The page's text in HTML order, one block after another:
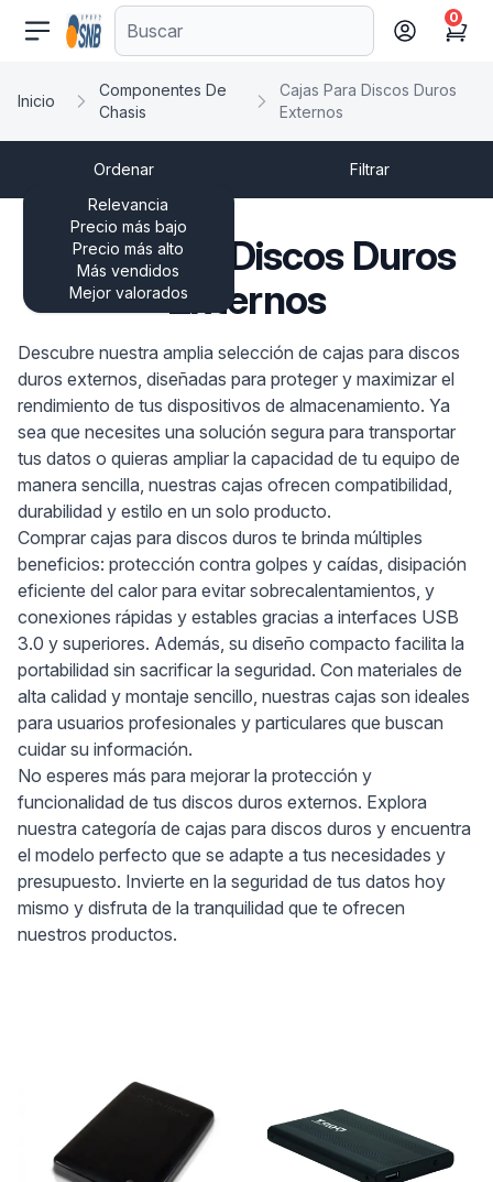
comercioseguro.es
Cart
0
Inicio
Componentes De
Chasis
Cajas Para Discos Duros
Externos
Ordenar
Relevancia
Precio más bajo
Precio más alto
Más vendidos
Mejor valorados
Filtrar
Cajas Para Discos Duros
Externos
Descubre nuestra amplia selección de cajas para discos
duros externos, diseñadas para proteger y maximizar el
rendimiento de tus dispositivos de almacenamiento. Ya
sea que necesites una solución segura para transportar
tus datos o quieras ampliar la capacidad de tu equipo de
manera sencilla, nuestras cajas ofrecen compatibilidad,
durabilidad y estilo en un solo producto.
Comprar cajas para discos duros te brinda múltiples
beneficios: protección contra golpes y caídas, disipación
eficiente del calor para evitar sobrecalentamientos, y
conexiones rápidas y estables gracias a interfaces USB
3.0 y superiores. Además, su diseño compacto facilita la
portabilidad sin sacrificar la seguridad. Con materiales de
alta calidad y montaje sencillo, nuestras cajas son ideales
para usuarios profesionales y particulares que buscan
cuidar su información.
No esperes más para mejorar la protección y
funcionalidad de tus discos duros externos. Explora
nuestra categoría de cajas para discos duros y encuentra
el modelo perfecto que se adapte a tus necesidades y
presupuesto. Invierte en la seguridad de tus datos hoy
mismo y disfruta de la tranquilidad que te ofrecen
nuestros productos.